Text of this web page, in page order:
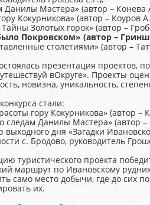
Данилы Мастера» (автор – Конева
Кокурникова» (автор – Коуров
Золотых горок» (автор –
Покровском» (автор –
столетиями» (автор –
презентация проектов,
вОкруге». Проекты
новизна, уникальность,
стали:
гору Кокурникова» (автор –
следам Данилы Мастера» (автор
выходного дня «Загадки
с. Бродово, руководитель
туристического проекта
маршрут по Ивановскому
само место добычи, где до сих
их.